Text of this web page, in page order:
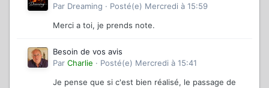
Par Dreaming · Posté(e) Mercredi à 15:59
Merci a toi, je prends note.
Besoin de vos avis
Par Charlie · Posté(e) Mercredi à 15:41
Je pense que si c'est bien réalisé, le passage de